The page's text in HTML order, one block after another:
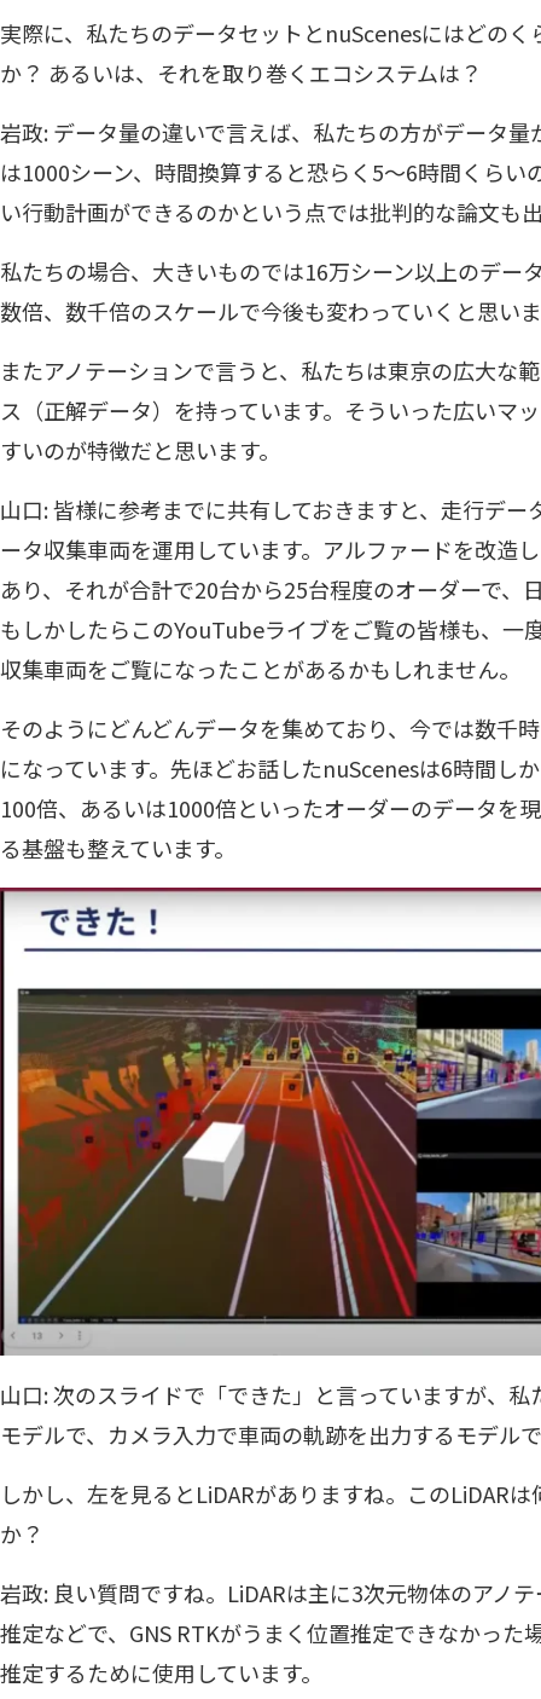
実際に、私たちのデータセットとnuScenesにはどの
か？ あるいは、それを取り巻くエコシステムは？
岩政: データ量の違いで言えば、私たちの方がデータ
は1000シーン、時間換算すると恐らく5〜6時間くらい
い行動計画ができるのかという点では批判的な論文も
私たちの場合、大きいものでは16万シーン以上のデー
数倍、数千倍のスケールで今後も変わっていくと思い
またアノテーションで言うと、私たちは東京の広大な
ス（正解データ）を持っています。そういった広いマ
すいのが特徴だと思います。
山口: 皆様に参考までに共有しておきますと、走行デ
ータ収集車両を運用しています。アルファードを改造
あり、それが合計で20台から25台程度のオーダーで、
もしかしたらこのYouTubeライブをご覧の皆様も、一
収集車両をご覧になったことがあるかもしれません。
そのようにどんどんデータを集めており、今では数千
になっています。先ほどお話したnuScenesは6時間し
100倍、あるいは1000倍といったオーダーのデータを
る基盤も整えています。
山口: 次のスライドで「できた」と言っていますが、
モデルで、カメラ入力で車両の軌跡を出力するモデル
しかし、左を見るとLiDARがありますね。このLiDAR
か？
岩政: 良い質問ですね。LiDARは主に3次元物体のアノ
推定などで、GNS RTKがうまく位置推定できなかった
推定するために使用しています。